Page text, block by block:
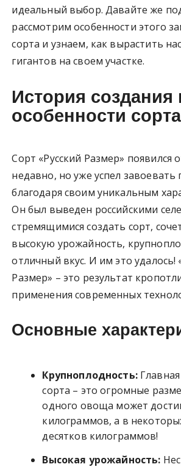
идеальный выбор. Давайте же
рассмотрим особенности этого
сорта и узнаем, как вырастить
гигантов на своем участке.
История создания
особенности сорта
Сорт «Русский Размер» появился
недавно, но уже успел завоевать
благодаря своим уникальным
Он был выведен российскими
стремящимися создать сорт,
высокую урожайность,
отличный вкус. И им это удалось!
Размер» – это результат
применения современных
Основные
Крупноплодность:
сорта – это огромные
одного овоща может
килограммов, а в
десятков килограммов!
Высокая урожайность: